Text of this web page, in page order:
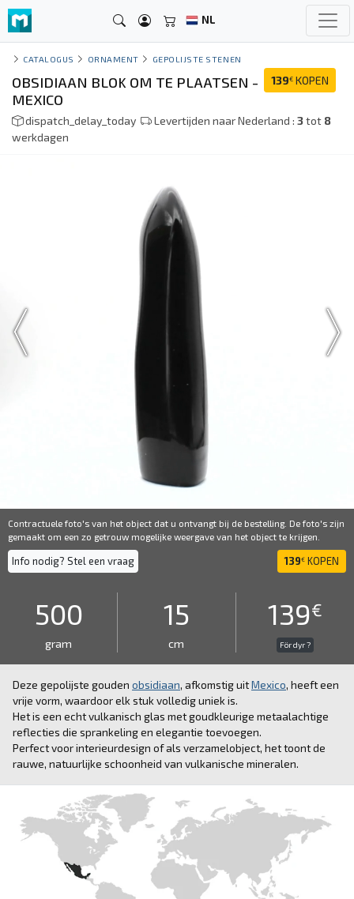
NL
CATALOGUS ORNAMENT GEPOLIJSTE STENEN
139€ KOPEN
OBSIDIAAN BLOK OM TE PLAATSEN -
MEXICO
dispatch_delay_today Levertijden naar Nederland : 3tot 8
werkdagen
Contractuele foto's van het object dat u ontvangt bij de bestelling. De foto's zijn
gemaakt om een ​​zo getrouw mogelijke weergave van het object te krijgen.
Info nodig? Stel een vraag 139€ KOPEN
500
gram
15
cm
139€
För dyr ?
Deze gepolijste gouden obsidiaan, afkomstig uitMexico, heeft een
vrije vorm, waardoor elk stuk volledig uniek is.
Het is een echt vulkanisch glas met goudkleurige metaalachtige
reflecties die sprankeling en elegantie toevoegen.
Perfect voor interieurdesign of als verzamelobject, het toont de
rauwe, natuurlijke schoonheid van vulkanische mineralen.